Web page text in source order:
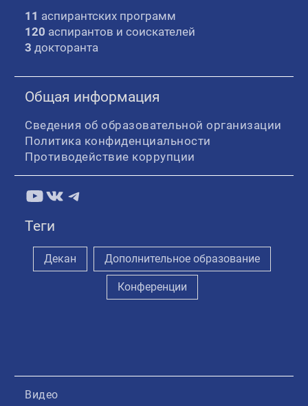
11 аспирантских программ
120 аспирантов и соискателей
3 докторанта
Общая информация
Сведения об образовательной организации
Политика конфиденциальности
Противодействие коррупции
YouTube
ВКонтакте
Telegram
Теги
Декан Дополнительное образование
Конференции
Видео